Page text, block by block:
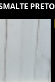
PRETO